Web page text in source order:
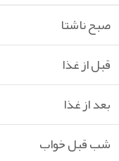
صبح ناشتا
قبل از غذا
بعد از غذا
شب قبل خواب